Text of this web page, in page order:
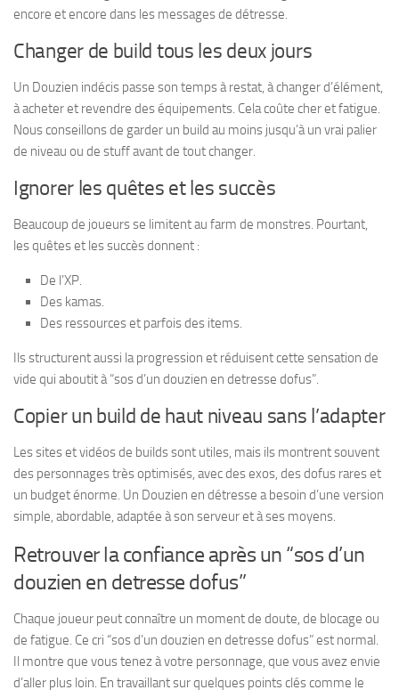
encore et encore dans les messages de détresse.
Changer de build tous les deux jours
Un Douzien indécis passe son temps à restat, à changer d’élément,
à acheter et revendre des équipements. Cela coûte cher et fatigue.
Nous conseillons de garder un build au moins jusqu’à un vrai palier
de niveau ou de stuff avant de tout changer.
Ignorer les quêtes et les succès
Beaucoup de joueurs se limitent au farm de monstres. Pourtant,
les quêtes et les succès donnent :
De l’XP.
Des kamas.
Des ressources et parfois des items.
Ils structurent aussi la progression et réduisent cette sensation de
vide qui aboutit à “sos d’un douzien en detresse dofus”.
Copier un build de haut niveau sans l’adapter
Les sites et vidéos de builds sont utiles, mais ils montrent souvent
des personnages très optimisés, avec des exos, des dofus rares et
un budget énorme. Un Douzien en détresse a besoin d’une version
simple, abordable, adaptée à son serveur et à ses moyens.
Retrouver la confiance après un “sos d’un
douzien en detresse dofus”
Chaque joueur peut connaître un moment de doute, de blocage ou
de fatigue. Ce cri “sos d’un douzien en detresse dofus” est normal.
Il montre que vous tenez à votre personnage, que vous avez envie
d’aller plus loin. En travaillant sur quelques points clés comme le